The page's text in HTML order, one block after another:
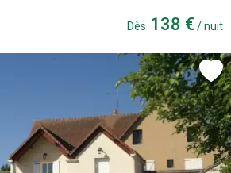
Dès 138 € / nuit